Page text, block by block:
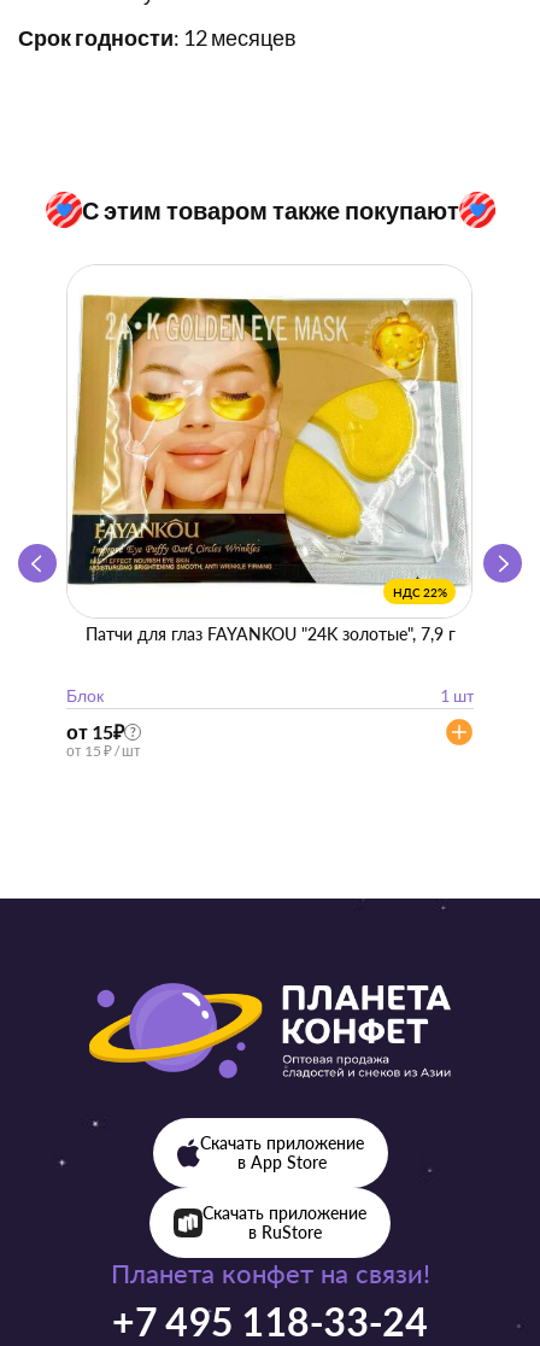
Срок годности: 12 месяцев
С этим товаром также покупают
НДС 22%
Патчи для глаз FAYANKOU "24K золотые", 7,9 г
Блок 1 шт
от 15₽ ?
от 15 ₽ / шт
Планета конфет на связи!
+7 495 118-33-24
Скачать приложение
в App Store
Скачать приложение
в RuStore